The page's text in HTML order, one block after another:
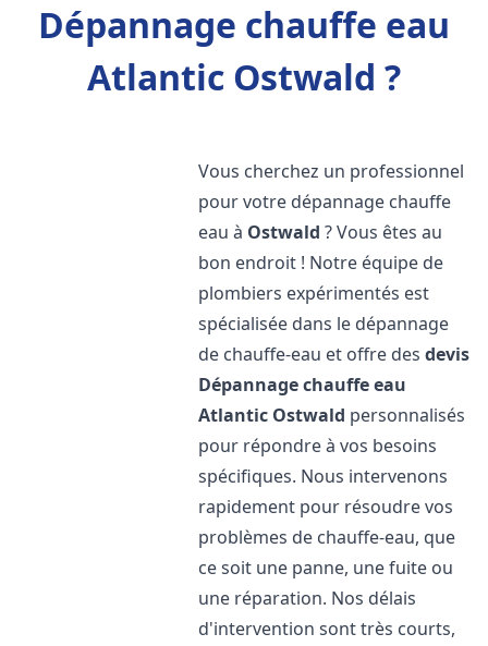
Dépannage chauffe eau
Atlantic Ostwald ?
Vous cherchez un professionnel
pour votre dépannage chauffe
eau à Ostwald ? Vous êtes au
bon endroit ! Notre équipe de
plombiers expérimentés est
spécialisée dans le dépannage
de chauffe-eau et offre desdevis
Dépannage chauffe eau
Atlantic Ostwald personnalisés
pour répondre à vos besoins
spécifiques. Nous intervenons
rapidement pour résoudre vos
problèmes de chauffe-eau, que
ce soit une panne, une fuite ou
une réparation. Nos délais
d'intervention sont très courts,